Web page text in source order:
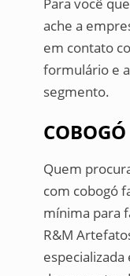
ache a
em contato
formulário e
segmento.
Quem
com cobogó
mínima para
R&M